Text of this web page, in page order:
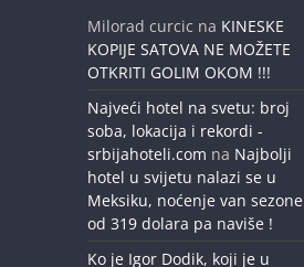
Milorad curcic na KINESKE
KOPIJE SATOVA NE MOŽETE
OTKRITI GOLIM OKOM !!!
Najveći hotel na svetu: broj
soba, lokacija i rekordi -
srbijahoteli.com na Najbolji
hotel u svijetu nalazi se u
Meksiku, noćenje van sezone
od 319 dolara pa naviše !
Ko je Igor Dodik, koji je u